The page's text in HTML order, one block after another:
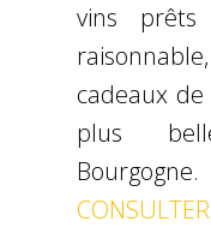
vins
cadeaux de
plus
Bourgogne.